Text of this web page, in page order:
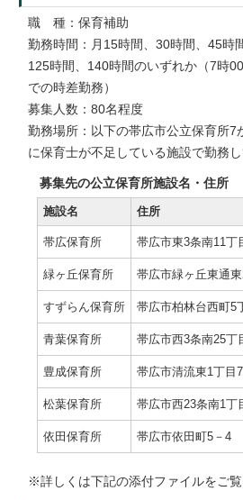
職 種：保育補助
勤務時間：月15時間、30時間、45時
125時間、140時間のいずれか（7時
での時差勤務）
募集人数：80名程度
勤務場所：以下の帯広市公立保育所7
に保育士が不足している施設で勤務し
募集先の公立保育所施設名・住所
施設名 住所
帯広保育所 帯広市東3条南11丁
緑ヶ丘保育所 帯広市緑ヶ丘東通
すずらん保育所 帯広市柏林台西町5
青葉保育所 帯広市西3条南25丁
豊成保育所 帯広市清流東1丁目
松葉保育所 帯広市西23条南1丁
依田保育所 帯広市依田町5－4
※詳しくは下記の添付ファイルをご覧